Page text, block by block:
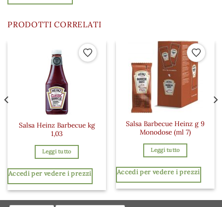
PRODOTTI CORRELATI
Aggiungi ai preferiti
Salsa Heinz Barbecue kg
1,03
Leggi tutto
Accedi per vedere i prezzi
Salsa Barbecue Heinz g 9
Monodose (ml 7)
Leggi tutto
Accedi per vedere i prezzi